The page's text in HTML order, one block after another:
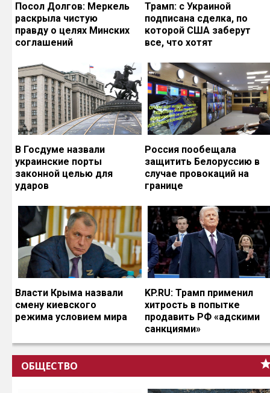
Посол Долгов: Меркель
раскрыла чистую
правду о целях Минских
соглашений
Трамп: с Украиной
подписана сделка, по
которой США заберут
все, что хотят
В Госдуме назвали
украинские порты
законной целью для
ударов
Россия пообещала
защитить Белоруссию в
случае провокаций на
границе
Власти Крыма назвали
смену киевского
режима условием мира
KP.RU: Трамп применил
хитрость в попытке
продавить РФ «адскими
санкциями»
ОБЩЕСТВО